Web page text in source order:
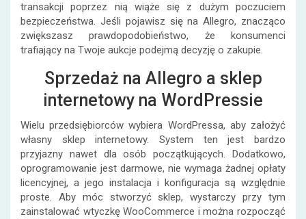
transakcji poprzez nią wiąże się z dużym poczuciem
bezpieczeństwa. Jeśli pojawisz się na Allegro, znacząco
zwiększasz prawdopodobieństwo, że konsumenci
trafiający na Twoje aukcje podejmą decyzję o zakupie.
Sprzedaż na Allegro a sklep
internetowy na WordPressie
Wielu przedsiębiorców wybiera WordPressa, aby założyć
własny sklep internetowy. System ten jest bardzo
przyjazny nawet dla osób początkujących. Dodatkowo,
oprogramowanie jest darmowe, nie wymaga żadnej opłaty
licencyjnej, a jego instalacja i konfiguracja są względnie
proste. Aby móc stworzyć sklep, wystarczy przy tym
zainstalować wtyczkę WooCommerce i można rozpocząć